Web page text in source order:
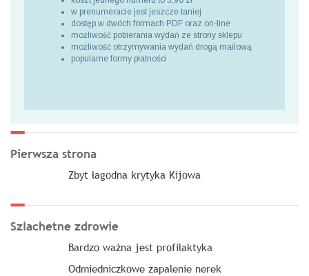
w prenumeracie jest jeszcze taniej
dostęp w dwóch formach PDF oraz on-line
możliwość pobierania wydań ze strony sklepu
możliwość otrzymywania wydań drogą mailową
popularne formy płatności
Pierwsza strona
Zbyt łagodna krytyka Kijowa
Szlachetne zdrowie
Bardzo ważna jest profilaktyka
Odmiedniczkowe zapalenie nerek